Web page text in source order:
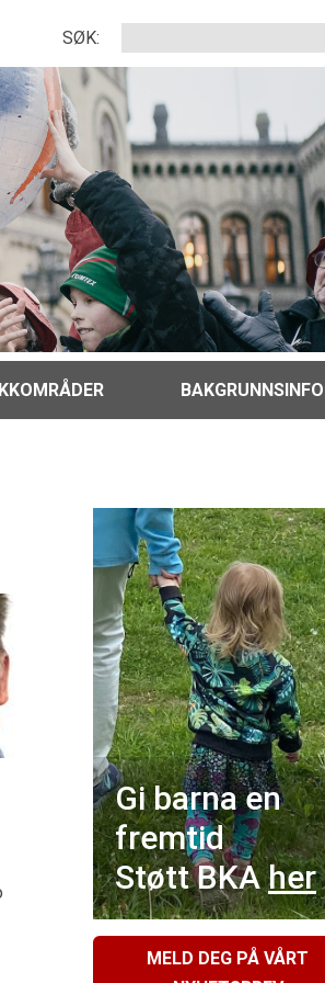
SØK:
BAKGRUNNSINFO
Gi barna en
fremtid
Støtt BKAher
MELD DEG PÅ VÅRT